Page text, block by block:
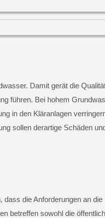
Damit gerät die
führen. Bei hohem
in den Kläranlagen
sollen derartige Schäden
die Anforderungen an die
betreffen sowohl die